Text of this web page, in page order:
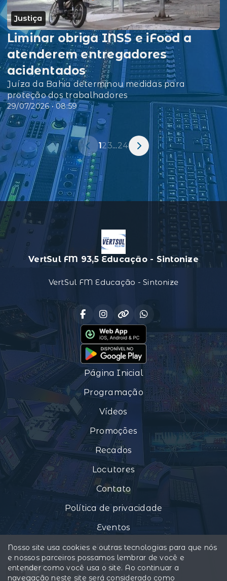
Justiça
29/07/2026 • 08:59
Liminar obriga INSS e iFood a
atenderem entregadores
acidentados
Juíza da Bahia determinou medidas para
proteção dos trabalhadores
1 23...24
VertSul FM 93,5 Educação - Sintonize
VertSul FM Educação - Sintonize
Página Inicial
Programação
Vídeos
Promoções
Recados
Locutores
Contato
Política de privacidade
Eventos
Notícias
Chat
Nosso site usa cookies e outras tecnologias para que nós
e nossos parceiros possamos lembrar de você e
entender como você usa o site. Ao continuar a
navegação neste site será considerado como